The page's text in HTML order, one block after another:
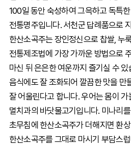
100일 동안 숙성하여 그윽하고 독특
전통명주입니다. 서천군 답례품으로
한산소곡주는 장인정신으로 찹쌀, 누
전통제조법에 가장 가까운 방법으로
마신 뒤 은은한 여운까지 즐기실 수
음식에도 잘 조화되어 깔끔한 맛을 만
잘 어울린다고 합니다. 우어는 몸이
멸치과의 바닷물고기입니다. 미나리
초무침에 한산소곡주가 더해지면 환
한산소곡주를 그대로 마시기 부담스